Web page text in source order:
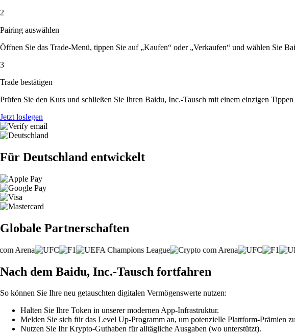
2
Pairing auswählen
Öffnen Sie das Trade-Menü, tippen Sie auf „Kaufen“ oder „Verkaufen“ und wählen Sie
3
Trade bestätigen
Prüfen Sie den Kurs und schließen Sie Ihren Baidu, Inc.-Tausch mit einem einzigen Tippen
Jetzt loslegen
Für Deutschland entwickelt
Globale Partnerschaften
Nach dem Baidu, Inc.-Tausch fortfahren
So können Sie Ihre neu getauschten digitalen Vermögenswerte nutzen:
Halten Sie Ihre Token in unserer modernen App-Infrastruktur.
Melden Sie sich für das Level Up-Programm an, um potenzielle Plattform-Prämien
Nutzen Sie Ihr Krypto-Guthaben für alltägliche Ausgaben (wo unterstützt).